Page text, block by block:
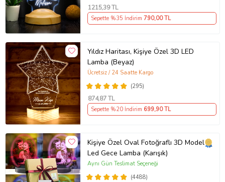
1215,39 TL
Sepette %35 İndirim 790,00 TL
Yıldız Haritası, Kişiye Özel 3D LED
Lamba (Beyaz)
(295)
Ücretsiz / 24 Saatte Kargo
874,87 TL
Sepette %20 İndirim 699,90 TL
Kişiye Özel Oval Fotoğraflı 3D Model
Led Gece Lamba (Karışık)
(4488)
Aynı Gün Teslimat Seçeneği